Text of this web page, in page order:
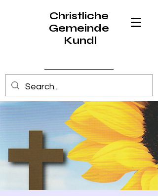
Christliche
Gemeinde
Kundl
Anmelden